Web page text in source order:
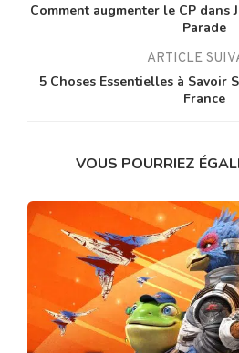
Comment augmenter le CP dans
Parade
ARTICLE
5 Choses Essentielles à Savoir
France
VOUS POURRIEZ